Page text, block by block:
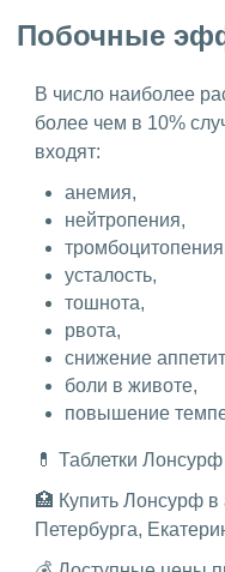
Побочные
В число наиболее
более чем в 10%
входят:
анемия,
нейтропения,
усталость,
тошнота,
рвота,
снижение
боли в животе,
повышение
💊 Таблетки
🏥 Купить Лонсурф
Петербурга,